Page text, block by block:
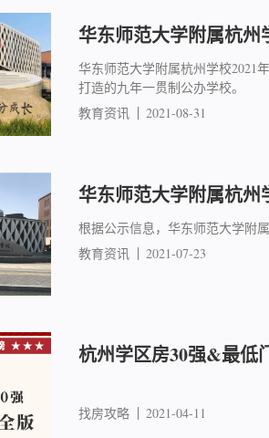
华东师范大学附属杭州
华东师范大学附属杭州学校
打造的九年一贯制公办学校。
教育资讯
2021-08-31
华东师范大学附属杭州
根据公示信息，华东师范大学附
教育资讯
2021-07-23
杭州学区房30强&最低
找房攻略 2021-04-11